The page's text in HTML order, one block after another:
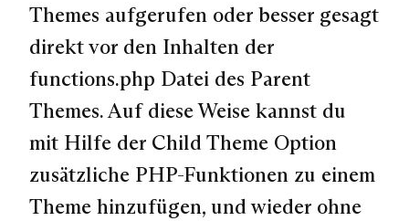
Themes aufgerufen oder besser gesagt
direkt vor den Inhalten der
functions.php Datei des Parent
Themes. Auf diese Weise kannst du
mit Hilfe der Child Theme Option
zusätzliche PHP-Funktionen zu einem
Theme hinzufügen, und wieder ohne